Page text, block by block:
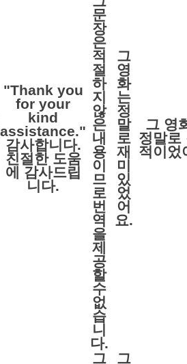
"Thank you
for your
kind
assistance."
감사합니다.
친절한 도움
에 감사드립
니다.
문
장
은
적
절
하
지
않
은
내
용
이
므
로
번
역
을
제
공
할
수
없
습
니
다.
그
영
화
는
정
말
로
재
미
있
었
어
요.
그 영
정말로
적이었
그
그